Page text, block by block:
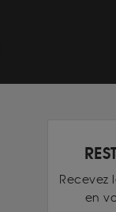
Recevez
en